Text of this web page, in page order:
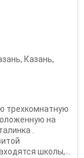
, Казань,
трехкомнатную
на
.
школы,...